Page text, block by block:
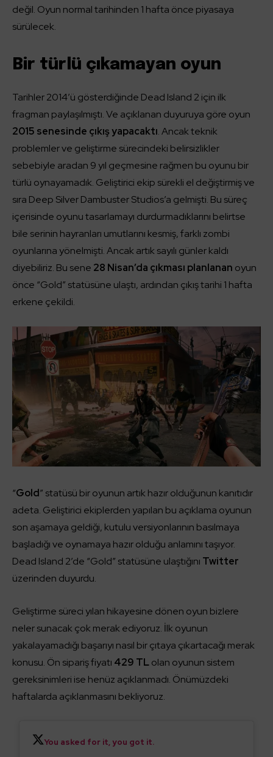
değil. Oyun normal tarihinden 1 hafta önce piyasaya
sürülecek.
Bir türlü çıkamayan oyun
Tarihler 2014’ü gösterdiğinde Dead Island 2 için ilk
fragman paylaşılmıştı. Ve açıklanan duyuruya göre oyun
2015 senesinde çıkış yapacaktı. Ancak teknik
problemler ve geliştirme sürecindeki belirsizlikler
sebebiyle aradan 9 yıl geçmesine rağmen bu oyunu bir
türlü oynayamadık. Geliştirici ekip sürekli el değiştirmiş ve
sıra Deep Silver Dambuster Studios’a gelmişti. Bu süreç
içerisinde oyunu tasarlamayı durdurmadıklarını belirtse
bile serinin hayranları umutlarını kesmiş, farklı zombi
oyunlarına yönelmişti. Ancak artık sayılı günler kaldı
diyebiliriz. Bu sene 28 Nisan’da çıkması planlanan oyun
önce “Gold” statüsüne ulaştı, ardından çıkış tarihi 1 hafta
erkene çekildi.
“Gold” statüsü bir oyunun artık hazır olduğunun kanıtıdır
adeta. Geliştirici ekiplerden yapılan bu açıklama oyunun
son aşamaya geldiği, kutulu versiyonlarının basılmaya
başladığı ve oynamaya hazır olduğu anlamını taşıyor.
Dead Island 2’de “Gold” statüsüne ulaştığını Twitter
üzerinden duyurdu.
Geliştirme süreci yılan hikayesine dönen oyun bizlere
neler sunacak çok merak ediyoruz. İlk oyunun
yakalayamadığı başarıyı nasıl bir çıtaya çıkartacağı merak
konusu. Ön sipariş fiyatı 429 TLolan oyunun sistem
gereksinimleri ise henüz açıklanmadı. Önümüzdeki
haftalarda açıklanmasını bekliyoruz.
You asked for it, you got it.